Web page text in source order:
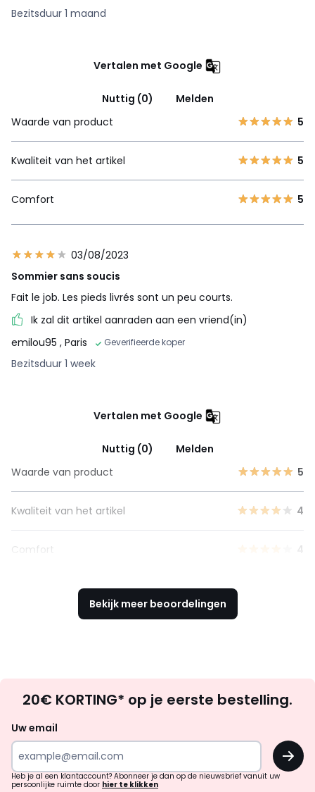
Bezitsduur 1 maand
Vertalen met Google
Nuttig (0)
Melden
Waarde van product
5
Kwaliteit van het artikel 5
Comfort 5
03/08/2023
Sommier sans soucis
Fait le job. Les pieds livrés sont un peu courts.
Ik zal dit artikel aanraden aan een vriend(in)
emilou95 , Paris Geverifieerde koper
Bezitsduur 1 week
Vertalen met Google
Nuttig (0)
Melden
Waarde van product
5
Kwaliteit van het artikel 4
Comfort 4
Bekijk meer beoordelingen
zoek
inspiratie
verrassingen?
20€ KORTING* op je eerste bestelling.
Uw email
OK
Heb je al een klantaccount? Abonneer je dan op de nieuwsbrief vanuit uw
persoonlijke ruimte door hier te klikken